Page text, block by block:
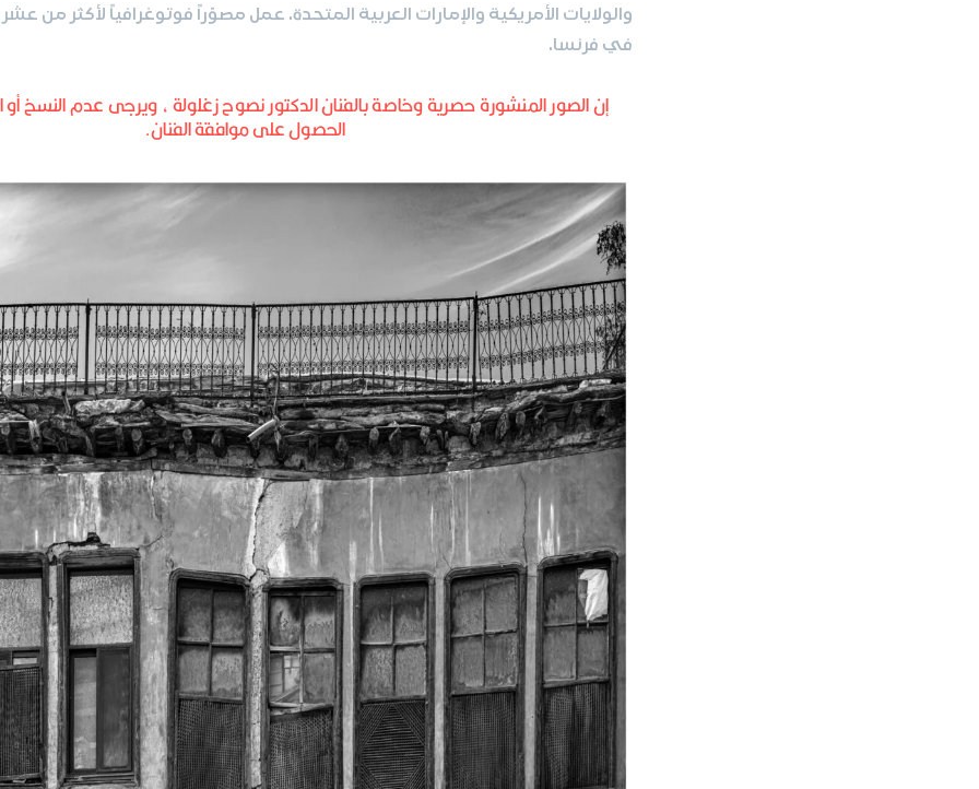
والولايات الأمريكية والإمارات العربية المتحدة. عمل مصوّراً فوتوغرافياً لأكثر من
في فرنسا.
إن الصور المنشورة حصرية وخاصة بالفنان الدكتور نصوح زغلولة ، ويرجى عدم النسخ أو
الحصول على موافقة الفنان.